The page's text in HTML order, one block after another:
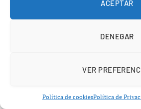
ACEPTAR
DENEGAR
VER
Política de cookiesPolítica de
Murakami desata